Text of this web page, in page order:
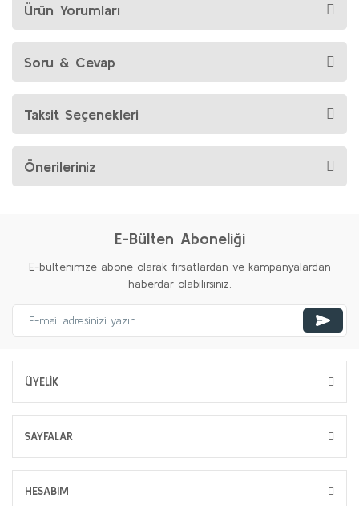
Ürün Yorumları
Soru & Cevap
Taksit Seçenekleri
Önerileriniz
E-Bülten Aboneliği
E-bültenimize abone olarak fırsatlardan ve kampanyalardan
haberdar olabilirsiniz.
ÜYELİK
SAYFALAR
HESABIM